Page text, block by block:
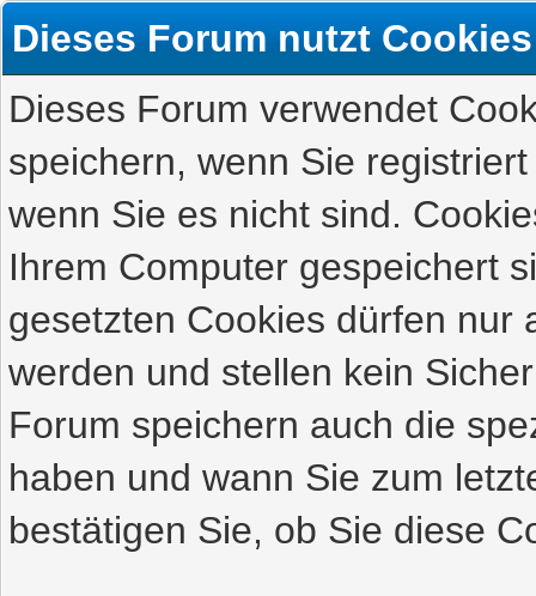
Dieses Forum nutzt Cookies
Dieses Forum verwendet
speichern, wenn Sie
wenn Sie es nicht sind.
Ihrem Computer gespeichert
gesetzten Cookies dürfen nur
werden und stellen kein
Forum speichern auch die
haben und wann Sie zum
bestätigen Sie, ob Sie diese